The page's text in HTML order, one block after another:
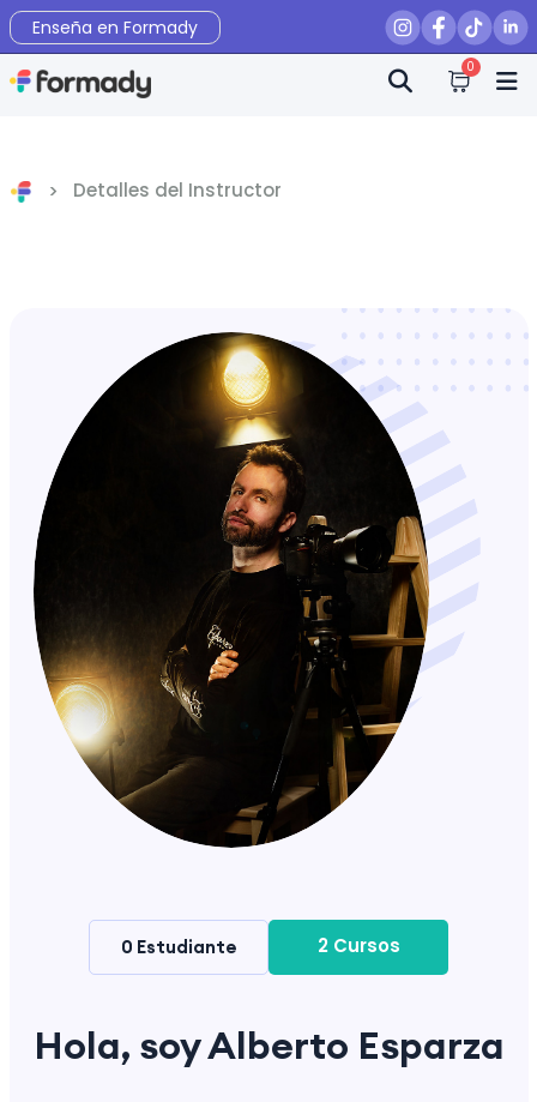
Enseña en Formady
0
Detalles del Instructor
0 Estudiante 2 Cursos
Hola, soy Alberto Esparza